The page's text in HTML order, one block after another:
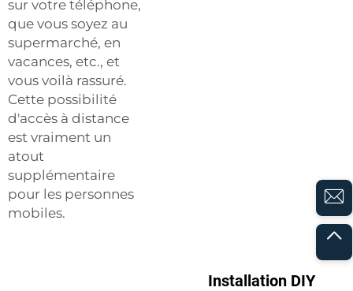
sur votre téléphone,
que vous soyez au
supermarché, en
vacances, etc., et
vous voilà rassuré.
Cette possibilité
d'accès à distance
est vraiment un
atout
supplémentaire
pour les personnes
mobiles.
Installation DIY